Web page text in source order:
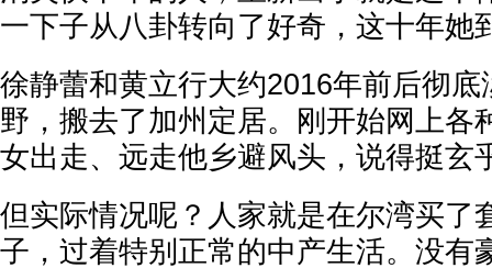
一下子从八卦转向了好奇，这十年她
徐静蕾和黄立行大约2016年前后彻底
野，搬去了加州定居。刚开始网上各
女出走、远走他乡避风头，说得挺玄
但实际情况呢？人家就是在尔湾买了
子，过着特别正常的中产生活。没有